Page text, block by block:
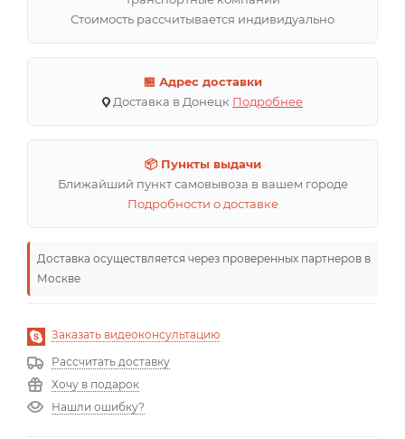
Стоимость рассчитывается индивидуально
🏪 Адрес доставки
Доставка в Донецк Подробнее
📦 Пункты выдачи
Ближайший пункт самовывоза в вашем городе
Подробности о доставке
Доставка осуществляется через проверенных партнеров в
Москве
Заказать видеоконсультацию
Рассчитать доставку
Хочу в подарок
Нашли ошибку?